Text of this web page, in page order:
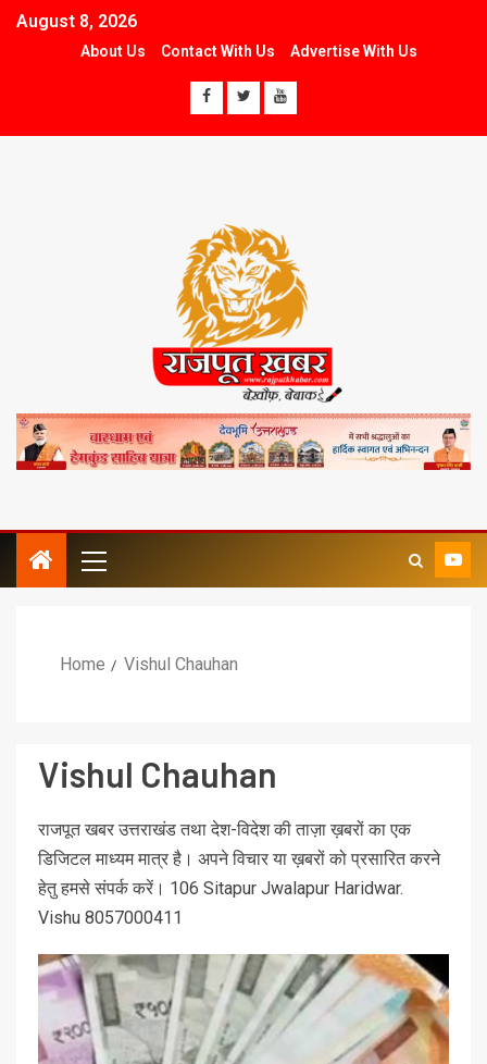
August 8, 2026
About Us Contact With Us Advertise With Us
Home Vishul Chauhan
Vishul Chauhan
राजपूत खबर उत्तराखंड तथा देश-विदेश की ताज़ा ख़बरों का एक
डिजिटल माध्यम मात्र है। अपने विचार या ख़बरों को प्रसारित करने
हेतु हमसे संपर्क करें। 106 Sitapur Jwalapur Haridwar.
Vishu 8057000411